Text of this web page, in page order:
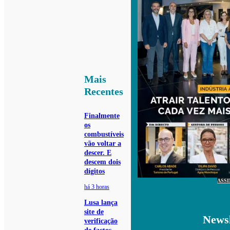
Mais
Recentes
Finalmente
os
combustíveis
vão voltar a
descer. E
descem dois
dígitos
há 3 horas
Lusa lança
site de
verificação